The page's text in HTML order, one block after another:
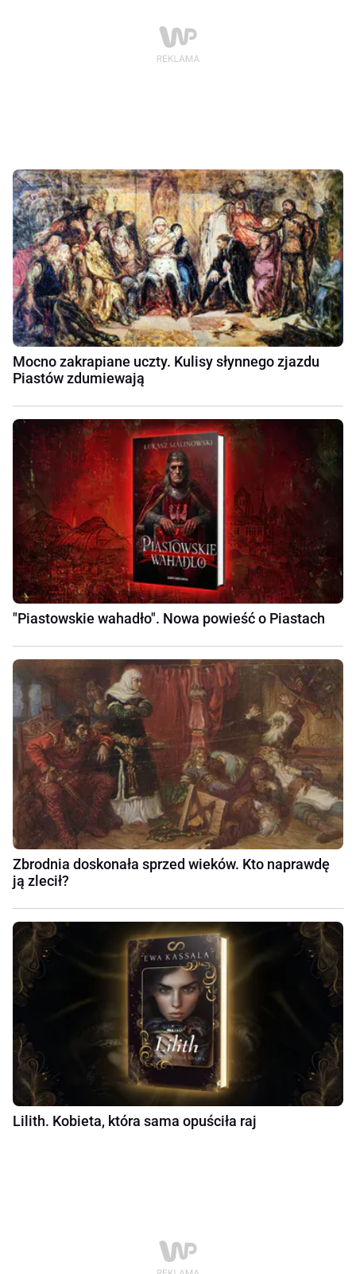
Mocno zakrapiane uczty. Kulisy słynnego zjazdu
Piastów zdumiewają
"Piastowskie wahadło". Nowa powieść o Piastach
Zbrodnia doskonała sprzed wieków. Kto naprawdę
ją zlecił?
Lilith. Kobieta, która sama opuściła raj